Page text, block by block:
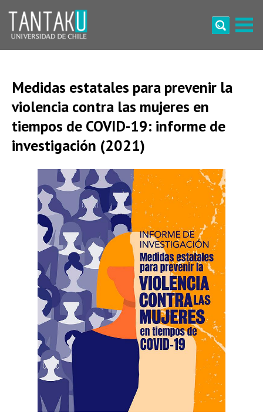
content
Medidas estatales para prevenir la
violencia contra las mujeres en
tiempos de COVID-19: informe de
investigación (2021)